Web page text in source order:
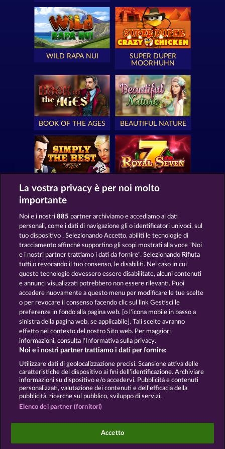
WILD RAPA NUI
SUPER DUPER
MOORHUHN
BOOK OF THE AGES BEAUTIFUL NATURE
SIMPLY THE BEST ROYAL SEVEN
GOLDEN EI OF
MOORHUHN
FOREVER
DIAMONDS
Mostra tutti i giochi
Termini e condizioni
Informativa sulla privacy e cookies
Note legali Società FAQ
Invia richiesta di recesso
I giochi social da casinò sono volti esclusivamente
all'intrattenimento e non esercitano alcuna
La vostra privacy è per noi molto
importante
Noi e i nostri885 partner archiviamo e accediamo ai dati
personali, come i dati di navigazione gli o identificatori univoci, sul
tuo dispositivo . Selezionando Accetto, abiliti le tecnologie di
tracciamento affinché supportino gli scopi mostrati alla voce "Noi
e i nostri partner trattiamo i dati da fornire". Selezionando Rifiuta
tutti o revocando il tuo consenso, le disabiliti. Nel caso in cui
queste tecnologie dovessero essere disabilitate, alcuni contenuti
e annunci visualizzati potrebbero non essere rilevanti. Puoi
accedere nuovamente a questo menu per modificare le tue scelte
o per revocare il consenso facendo clic sul link Gestisci le
preferenze in fondo alla pagina web. [o l'icona mobile in basso a
sinistra della pagina web, se applicabile]. Tali scelte avranno
effetto nel contesto del nostro Sito web. Per maggiori
informazioni, consulta l'Informativa sulla privacy.
Noi e i nostri partner trattiamo i dati per fornire:
Utilizzare dati di geolocalizzazione precisi. Scansione attiva delle
caratteristiche del dispositivo ai fini dell’identificazione. Archiviare
informazioni su dispositivo e/o accedervi. Pubblicità e contenuti
personalizzati, valutazione dei contenuti e dell’efficacia della
pubblicità, ricerche sul pubblico, sviluppo di servizi.
Elenco dei partner (fornitori)
Accetto